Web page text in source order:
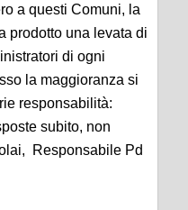
a questi Comuni, la
prodotto una levata di
di ogni
la maggioranza si
responsabilità:
subito, non
Responsabile Pd